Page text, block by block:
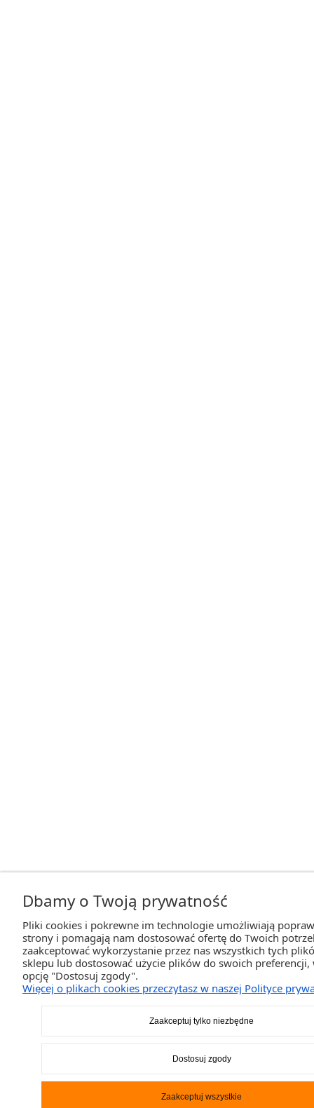
Dbamy o Twoją prywatność
Pliki cookies i pokrewne im technologie umożliwiają
strony i pomagają nam dostosować ofertę do Twoich
zaakceptować wykorzystanie przez nas wszystkich tych
sklepu lub dostosować użycie plików do swoich preferencji,
opcję "Dostosuj zgody".
Więcej o plikach cookies przeczytasz w naszej Polityce
Zaakceptuj tylko niezbędne
Dostosuj zgody
Zaakceptuj wszystkie